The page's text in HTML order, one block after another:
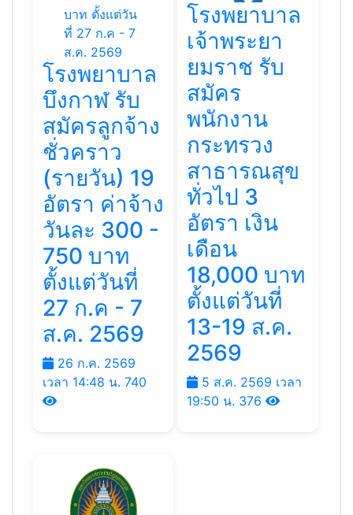
โรงพยาบาล
บึงกาฬ รับ
สมัครลูกจ้าง
ชั่วคราว
(รายวัน) 19
อัตรา ค่าจ้าง
วันละ 300 -
750 บาท
ตั้งแต่วันที่
27 ก.ค - 7
ส.ค. 2569
26 ก.ค. 2569
เวลา 14:48 น. 740
โรงพยาบาล
เจ้าพระยา
ยมราช รับ
สมัคร
พนักงาน
กระทรวง
สาธารณสุข
ทั่วไป 3
อัตรา เงิน
เดือน
18,000 บาท
ตั้งแต่วันที่
13-19 ส.ค.
2569
5 ส.ค. 2569 เวลา
19:50 น. 376